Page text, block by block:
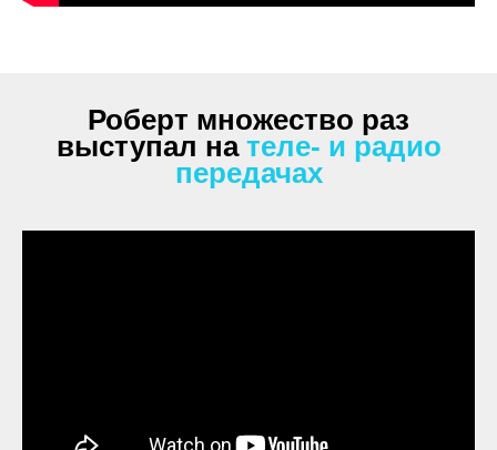
Роберт множество раз
выступал на теле- и радио
передачах